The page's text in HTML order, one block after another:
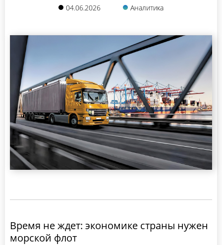
04.06.2026 Аналитика
Время не ждет: экономике страны нужен
морской флот